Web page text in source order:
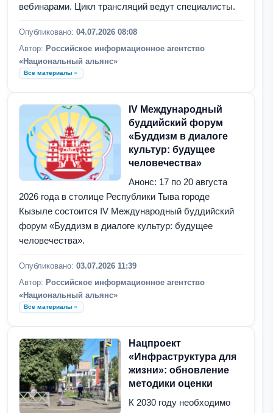
вебинарами. Цикл трансляций ведут специалисты.
Опубликовано: 04.07.2026 08:08
Автор: Российское информационное агентство
«Национальный альянс»
Все материалы
IV Международный
буддийский форум
«Буддизм в диалоге
культур: будущее
человечества»
Анонс: 17 по 20 августа
2026 года в столице Республики Тыва городе
Кызыле состоится IV Международный буддийский
форум «Буддизм в диалоге культур: будущее
человечества».
Опубликовано: 03.07.2026 11:39
Автор: Российское информационное агентство
«Национальный альянс»
Все материалы
Нацпроект
«Инфраструктура для
жизни»: обновление
методики оценки
К 2030 году необходимо